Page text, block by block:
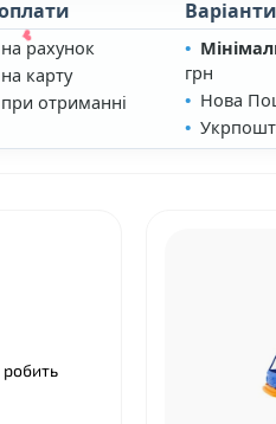
рахунок
карту
отриманні
грн
Нова
робить